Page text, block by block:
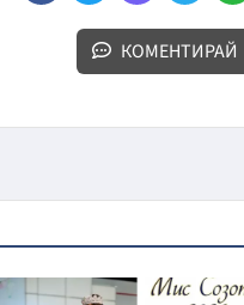
КОМЕНТИРАЙ